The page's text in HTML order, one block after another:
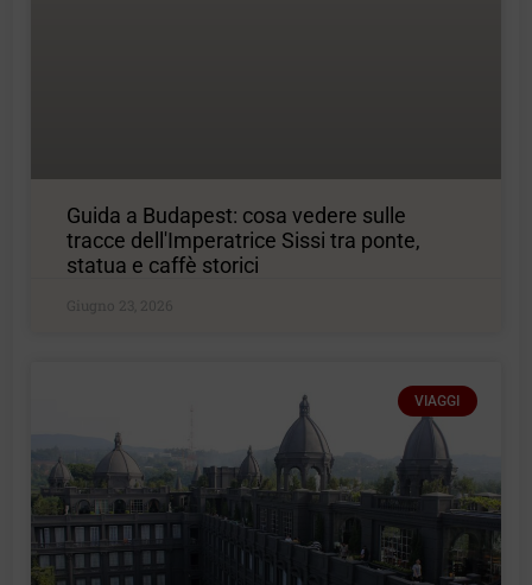
Guida a Budapest: cosa vedere sulle
tracce dell'Imperatrice Sissi tra ponte,
statua e caffè storici
Giugno 23, 2026
VIAGGI